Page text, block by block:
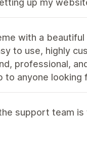
with a
to use, highly
professional,
to anyone
support team